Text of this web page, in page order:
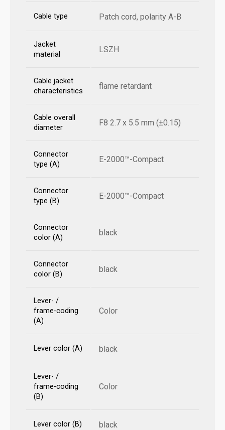
Cable type Patch cord, polarity A-B
Jacket
material
LSZH
Cable jacket
characteristics
flame retardant
Cable overall
diameter
F8 2.7 x 5.5 mm (±0.15)
Connector
type (A)
E-2000™-Compact
Connector
type (B)
E-2000™-Compact
Connector
color (A)
black
Connector
color (B)
black
Lever- /
frame-coding
(A)
Color
Lever color (A) black
Lever- /
frame-coding
(B)
Color
Lever color (B) black